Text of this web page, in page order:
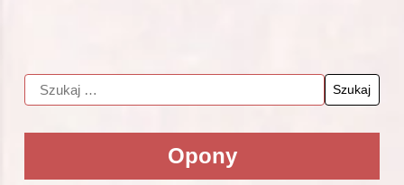
Opony